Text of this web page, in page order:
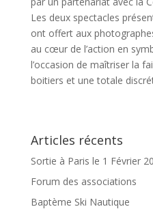
Les deux spectacles
ont offert aux
au cœur de l’action en
l’occasion de maîtriser la
boitiers et une totale
Articles récents
Sortie à Paris le 1 Février
Forum des associations
Baptème Ski Nautique